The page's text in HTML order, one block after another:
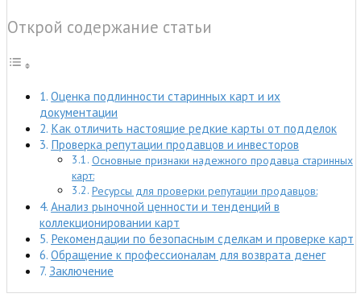
Открой содержание статьи
Оценка подлинности старинных карт и их
документации
Как отличить настоящие редкие карты от подделок
Проверка репутации продавцов и инвесторов
Основные признаки надежного продавца старинных
карт:
Ресурсы для проверки репутации продавцов:
Анализ рыночной ценности и тенденций в
коллекционировании карт
Рекомендации по безопасным сделкам и проверке карт
Обращение к профессионалам для возврата денег
Заключение